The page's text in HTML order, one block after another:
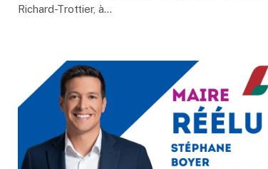
Richard-Trottier, à…